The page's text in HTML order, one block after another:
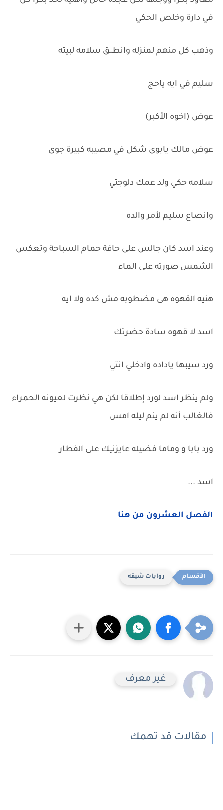
في دارة وخلص الحكي
وذهب كل منهم لمنزله وانطلق سلامه لبيته
سليم في ايه ياحج
عوض (اخوه الأكبر)
عوض مالك يابوى شكل في مصيبه كبيرة جوى
سلامه حكي ولد عمك دلوجتي
وانصاع سليم لأمر والده
وعند اسد كان جالس على حافة حمام السباحة وتعكس
الشمس صورته على الماء
هنيه القهوه هى مضطوبه مش كده ولا ايه
اسد لا قهوه سادة حضرتك
ورد سيبها ياداده وادخلي انتي
ولم ينظر اسد لورد إطلاقا لكن هي نظرت لعيونه الحمراء
فالغالب أنه لم ينم ليله امس
ورد بابا و وماما فضيله عايزنيك على الفطار
اسد ...
الفصل العشرون من هنا
روايات شيقه
غير معرف
مقالات قد تهمك